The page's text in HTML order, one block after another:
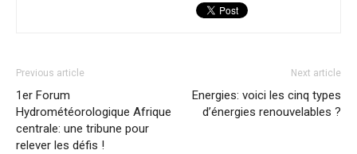
Previous article
1er Forum
Hydrométéorologique Afrique
centrale: une tribune pour
relever les défis !
Next article
Energies: voici les cinq types
d’énergies renouvelables ?